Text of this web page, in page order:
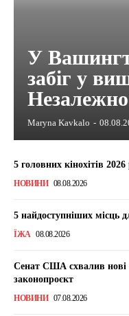
У
забіг у
Maryna Kavkalo -
5 головних кінохітів
НОВИНИ 08.08.2026
5 найдоступніших місць
ЇЖА 08.08.2026
Сенат США схвалив нові
законопроєкт
НОВИНИ 07.08.2026